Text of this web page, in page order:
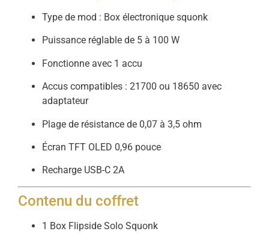
Type de mod : Box électronique squonk
Puissance réglable de 5 à 100 W
Fonctionne avec 1 accu
Accus compatibles : 21700 ou 18650 avec
adaptateur
Plage de résistance de 0,07 à 3,5 ohm
Écran TFT OLED 0,96 pouce
Recharge USB-C 2A
Contenu du coffret
1 Box Flipside Solo Squonk